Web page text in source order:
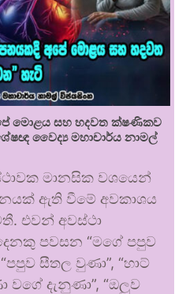
මොළය සහ හදවත ක්ෂණිකව
වෛද්‍ය මහාචාර්ය නාමල්
මානසික වශයෙන්
ඇති වීමේ අවකාශය
එවන් අවස්ථා
පවසන “මගේ පපුව
සීතල වුණා”, “හාට්
වගේ දැනුණා”, “ඔලුව